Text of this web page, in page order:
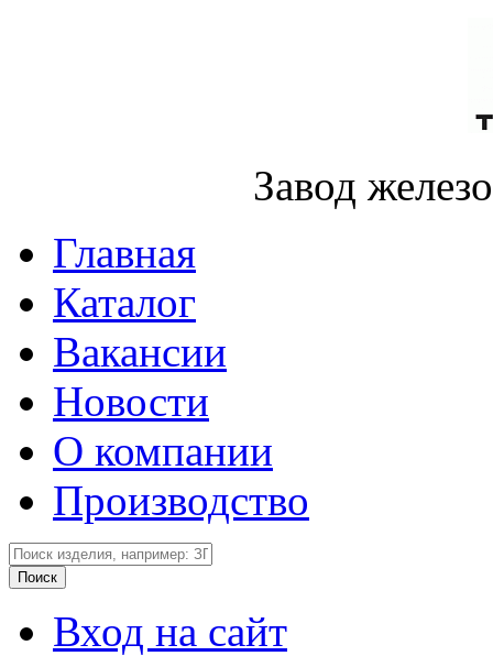
Завод
Главная
Каталог
Вакансии
Новости
О компании
Производство
Вход на сайт